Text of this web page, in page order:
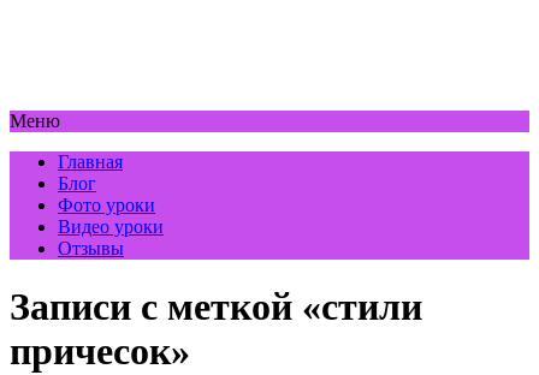
Меню
Главная
Блог
Фото уроки
Видео уроки
Отзывы
Записи с меткой «стили
причесок»